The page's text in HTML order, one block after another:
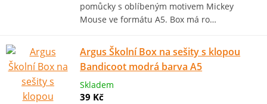
pomůcky s oblíbeným motivem Mickey
Mouse ve formátu A5. Box má ro…
Argus Školní Box na sešity s klopou
Bandicoot modrá barva A5
Skladem
39 Kč